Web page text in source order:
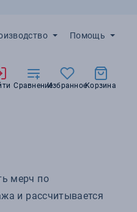
Помощь
СравнениеИзбранноеКорзина
мерч по
и рассчитывается